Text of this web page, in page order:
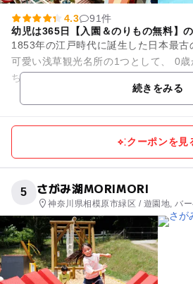
4.3
91件
幼児は365日【入園＆のりもの無料】の
1853年の江戸時代に誕生した日本最
可愛い浅草観光名所の1つとして、 0
ちゃんまで幅広い世代の方に親しまれています。
続きをみる
クーポンを見
5 さがみ湖MORIMORI
神奈川県相模原市緑区 / 遊園地, バ
ック, 観光